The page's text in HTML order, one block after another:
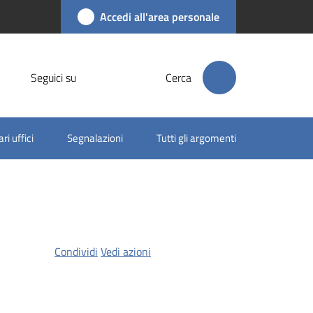
Accedi all'area personale
Seguici su Cerca
uffici Segnalazioni Tutti gli argomenti
Condividi Vedi azioni